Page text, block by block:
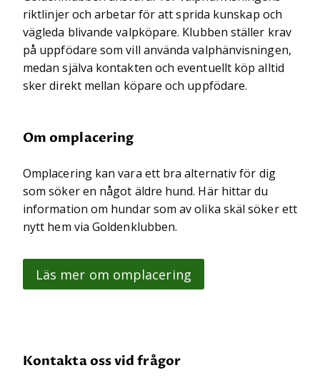
riktlinjer och arbetar för att sprida kunskap och
vägleda blivande valpköpare. Klubben ställer krav
på uppfödare som vill använda valphänvisningen,
medan själva kontakten och eventuellt köp alltid
sker direkt mellan köpare och uppfödare.
Om omplacering
Omplacering kan vara ett bra alternativ för dig
som söker en något äldre hund. Här hittar du
information om hundar som av olika skäl söker ett
nytt hem via Goldenklubben.
Läs mer om omplacering
Kontakta oss vid frågor